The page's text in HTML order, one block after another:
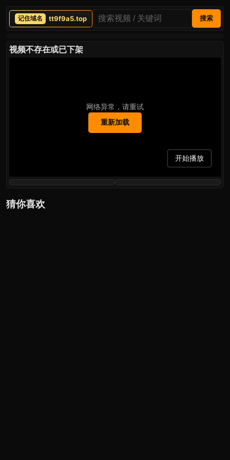
tt9f9a5.top 搜索
视频不存在或已下架
网络异常，请重试
重新加载
开始播放
猜你喜欢